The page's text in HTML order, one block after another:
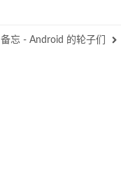
备忘 - Android 的轮子们